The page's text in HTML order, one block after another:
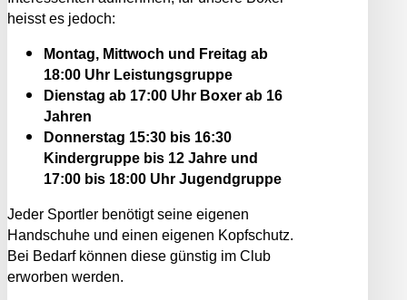
heisst es jedoch:
Montag, Mittwoch und Freitag ab
18:00 Uhr Leistungsgruppe
Dienstag ab 17:00 Uhr Boxer ab 16
Jahren
Donnerstag 15:30 bis 16:30
Kindergruppe bis 12 Jahre und
17:00 bis 18:00 Uhr Jugendgruppe
Jeder Sportler benötigt seine eigenen
Handschuhe und einen eigenen Kopfschutz.
Bei Bedarf können diese günstig im Club
erworben werden.